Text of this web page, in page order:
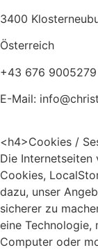
3400
Österreich
+43 676 9005279
E-Mail: info@
<h4>Cookies /
Die Internetseiten
Cookies,
dazu, unser
sicherer zu
eine Technologie,
Computer oder